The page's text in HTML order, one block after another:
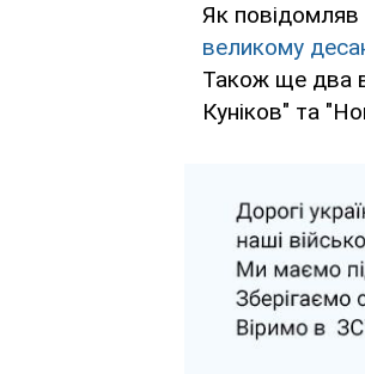
Як повідомляв
великому
Також ще два
Куніков" та